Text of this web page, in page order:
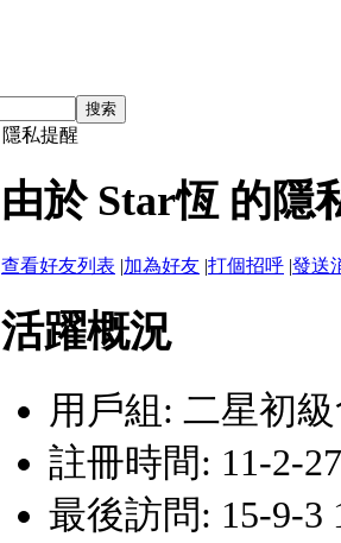
搜索
隱私提醒
由於 Star恆 的隱
查看好友列表 |加為好友 |打個招呼 |發送
活躍概況
用戶組: 二星初
註冊時間: 11-2-
最後訪問: 15-9-3